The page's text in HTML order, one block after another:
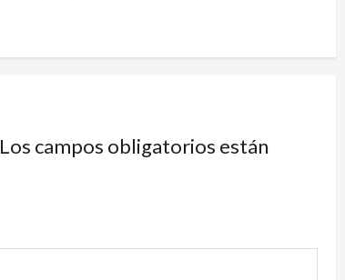
Los campos obligatorios están